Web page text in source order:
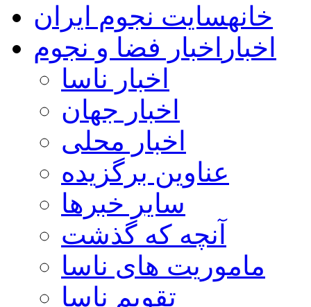
خانهسایت نجوم ایران
اخبار اخبار فضا و نجوم
اخبار ناسا
اخبار جهان
اخبار محلی
عناوین برگزیده
سایر خبرها
آنچه که گذشت
ماموریت های ناسا
تقویم ناسا